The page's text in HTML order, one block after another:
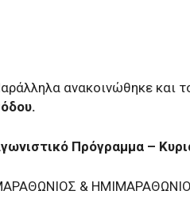
ανακοινώθηκε και
Πρόγραμμα –
&